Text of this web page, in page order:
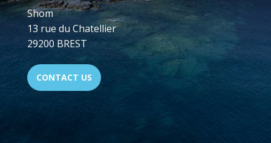
Shom
13 rue du Chatellier
29200 BREST
CONTACT US